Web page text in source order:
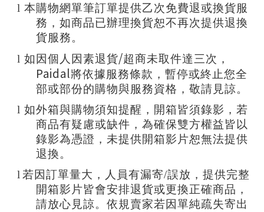
l 本購物網單筆訂單提供乙次免費退或換貨服
務，如商品已辦理換貨恕不再次提供退換
貨服務。
l 如因個人因素退貨/超商未取件達三次，
Paidal將依據服務條款，暫停或終止您全
部或部份的購物與服務資格，敬請見諒。
l 如外箱與購物須知提醒 ，開箱皆須錄影 ，若
商品有疑慮或缺件 ，為確保雙方權益皆以
錄影為憑證 ，未提供開箱影片恕無法提供
退換。
l 若因訂單量大，人員有漏寄/誤放，提供完整
開箱影片皆會安排退貨或更換正確商品，
請放心見諒。 依規賣家若因單純疏失寄出